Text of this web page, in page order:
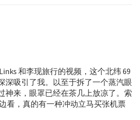
和李现旅行的视频，这个北纬 69
深吸引了我。以至于拆了一个蒸汽眼
神来，眼罩已经在茶几上放凉了。索
看，真的有一种冲动立马买张机票